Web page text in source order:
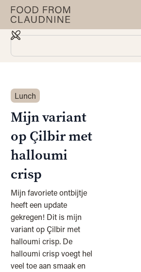
Lunch
Mijn variant
op Çilbir met
halloumi
crisp
Mijn favoriete ontbijtje
heeft een update
gekregen! Dit is mijn
variant op Çilbir met
halloumi crisp. De
halloumi crisp voegt hel
veel toe aan smaak en